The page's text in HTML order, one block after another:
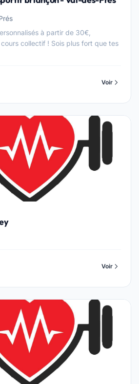
à partir de 30€,
collectif ! Sois plus fort que tes
Voir
Voir